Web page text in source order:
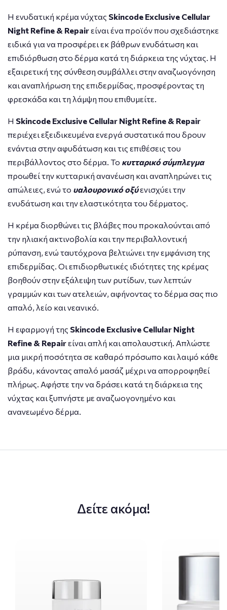
Η ενυδατική κρέμα νύχτας Skincode Exclusive Cellular
Night Refine & Repairείναι ένα προϊόν που σχεδιάστηκε
ειδικά για να προσφέρει εκ βάθρων ενυδάτωση και
επιδιόρθωση στο δέρμα κατά τη διάρκεια της νύχτας. Η
εξαιρετική της σύνθεση συμβάλλει στην αναζωογόνηση
και αναπλήρωση της επιδερμίδας, προσφέροντας τη
φρεσκάδα και τη λάμψη που επιθυμείτε.
Η Skincode Exclusive Cellular Night Refine & Repair
περιέχει εξειδικευμένα ενεργά συστατικά που δρουν
ενάντια στην αφυδάτωση και τις επιθέσεις του
περιβάλλοντος στο δέρμα. Το κυτταρικό σύμπλεγμα
προωθεί την κυτταρική ανανέωση και αναπληρώνει τις
απώλειες, ενώ το υαλουρονικό οξύενισχύει την
ενυδάτωση και την ελαστικότητα του δέρματος.
Η κρέμα διορθώνει τις βλάβες που προκαλούνται από
την ηλιακή ακτινοβολία και την περιβαλλοντική
ρύπανση, ενώ ταυτόχρονα βελτιώνει την εμφάνιση της
επιδερμίδας. Οι επιδιορθωτικές ιδιότητες της κρέμας
βοηθούν στην εξάλειψη των ρυτίδων, των λεπτών
γραμμών και των ατελειών, αφήνοντας το δέρμα σας πιο
απαλό, λείο και νεανικό.
Η εφαρμογή της Skincode Exclusive Cellular Night
Refine & Repairείναι απλή και απολαυστική. Απλώστε
μια μικρή ποσότητα σε καθαρό πρόσωπο και λαιμό κάθε
βράδυ, κάνοντας απαλό μασάζ μέχρι να απορροφηθεί
πλήρως. Αφήστε την να δράσει κατά τη διάρκεια της
νύχτας και ξυπνήστε με αναζωογονημένο και
ανανεωμένο δέρμα.
Δείτε ακόμα!